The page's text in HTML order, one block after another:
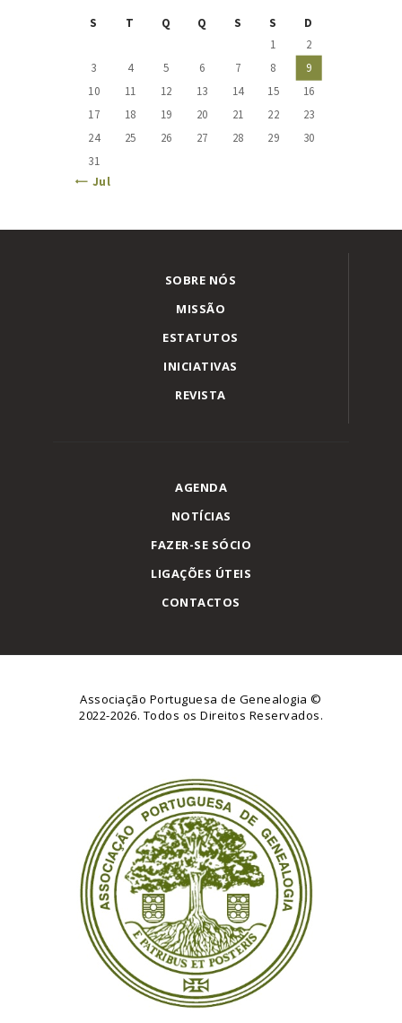
S T Q Q S S
D
1
2
3
4 5 6 7 8
9
10
11 12 13 14 15
16
17
18 19 20 21 22
23
24
25 26 27 28 29
30
31
« Jul
SOBRE NÓS
MISSÃO
ESTATUTOS
INICIATIVAS
REVISTA
AGENDA
NOTÍCIAS
FAZER-SE SÓCIO
LIGAÇÕES ÚTEIS
CONTACTOS
Associação Portuguesa de Genealogia©
2022-2026. Todos os Direitos Reservados.